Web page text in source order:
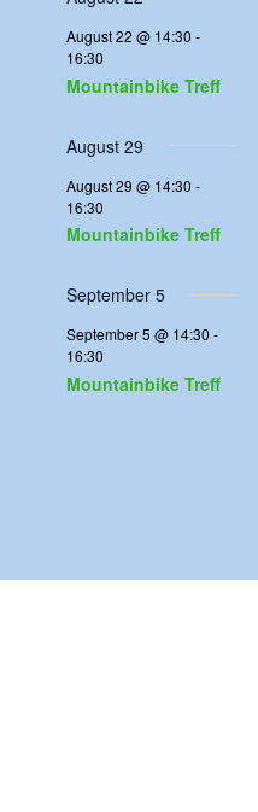
n
V
e
r
n
s
l
n
e
n
e
n
e e
e
August 22 @ 14:30 -
16:30
Mountainbike Treff
August 29
August 29 @ 14:30 -
16:30
Mountainbike Treff
September 5
September 5 @ 14:30 -
16:30
Mountainbike Treff